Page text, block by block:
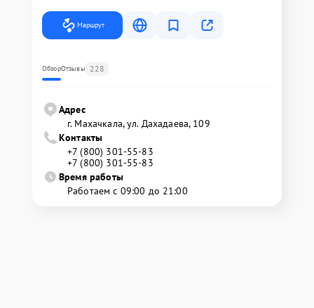
Маршрут
ОбзорОтзывы 228
Адрес
г. Махачкала, ул. Дахадаева, 109
Контакты
+7 (800) 301-55-83
+7 (800) 301-55-83
Время работы
Работаем с 09:00 до 21:00